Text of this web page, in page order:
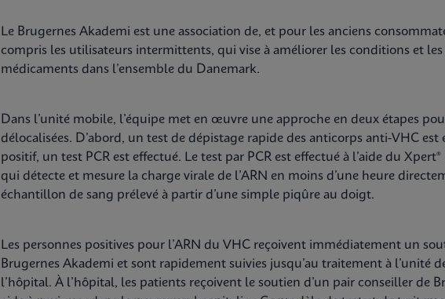
Le Brugernes Akademi est une association de, et pour les anciens
compris les utilisateurs intermittents, qui vise à améliorer les conditions et
médicaments dans l’ensemble du Danemark.
Dans l’unité mobile, l’équipe met en œuvre une approche en deux étapes
délocalisées. D’abord, un test de dépistage rapide des anticorps anti-VHC est
positif, un test PCR est effectué. Le test par PCR est effectué à l’aide du
qui détecte et mesure la charge virale de l’ARN en moins d’une heure
échantillon de sang prélevé à partir d’une simple piqûre au doigt.
Les personnes positives pour l’ARN du VHC reçoivent immédiatement un
Brugernes Akademi et sont rapidement suivies jusqu’au traitement à l’unité
l’hôpital. À l’hôpital, les patients reçoivent le soutien d’un pair conseiller de